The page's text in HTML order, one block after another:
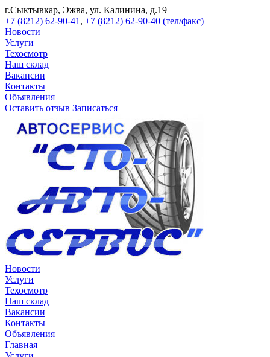
г.Сыктывкар, Эжва, ул. Калинина, д.19
+7 (8212) 62-90-41 , +7 (8212) 62-90-40 (тел/факс)
Новости
Услуги
Техосмотр
Наш склад
Вакансии
Контакты
Объявления
Оставить отзыв Записаться
Новости
Услуги
Техосмотр
Наш склад
Вакансии
Контакты
Объявления
Главная